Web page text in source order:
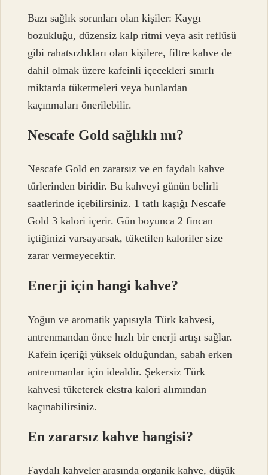
Bazı sağlık sorunları olan kişiler: Kaygı
bozukluğu, düzensiz kalp ritmi veya asit reflüsü
gibi rahatsızlıkları olan kişilere, filtre kahve de
dahil olmak üzere kafeinli içecekleri sınırlı
miktarda tüketmeleri veya bunlardan
kaçınmaları önerilebilir.
Nescafe Gold sağlıklı mı?
Nescafe Gold en zararsız ve en faydalı kahve
türlerinden biridir. Bu kahveyi günün belirli
saatlerinde içebilirsiniz. 1 tatlı kaşığı Nescafe
Gold 3 kalori içerir. Gün boyunca 2 fincan
içtiğinizi varsayarsak, tüketilen kaloriler size
zarar vermeyecektir.
Enerji için hangi kahve?
Yoğun ve aromatik yapısıyla Türk kahvesi,
antrenmandan önce hızlı bir enerji artışı sağlar.
Kafein içeriği yüksek olduğundan, sabah erken
antrenmanlar için idealdir. Şekersiz Türk
kahvesi tüketerek ekstra kalori alımından
kaçınabilirsiniz.
En zararsız kahve hangisi?
Faydalı kahveler arasında organik kahve, düşük